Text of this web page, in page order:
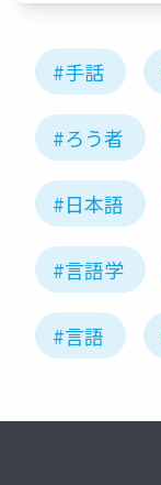
#手話
#ろう者
#日本語
#言語学
#言語